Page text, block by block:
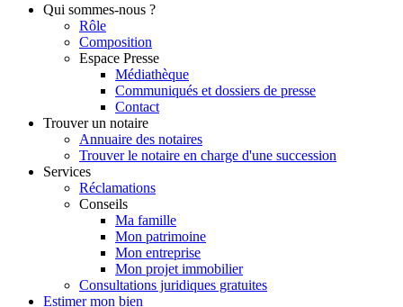
Qui sommes-nous ?
Rôle
Composition
Espace Presse
Médiathèque
Communiqués et dossiers de presse
Contact
Trouver un notaire
Annuaire des notaires
Trouver le notaire en charge d'une succession
Services
Réclamations
Conseils
Ma famille
Mon patrimoine
Mon entreprise
Mon projet immobilier
Consultations juridiques gratuites
Estimer mon bien